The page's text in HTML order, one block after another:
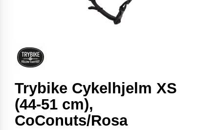
Trybike Cykelhjelm XS
(44-51 cm),
CoConuts/Rosa